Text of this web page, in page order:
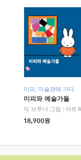
미피, 미술관에 가다
미피와 예술가들
딕 브루너 그림
아트
18,900원